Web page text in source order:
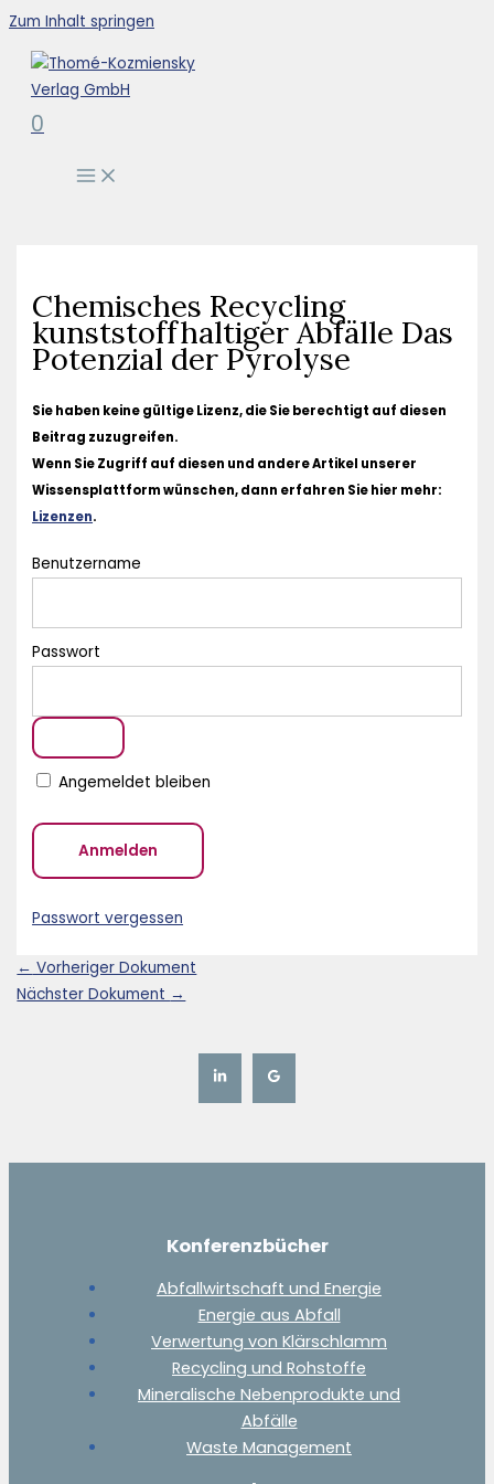
Zum Inhalt springen
0
Chemisches Recycling
kunststoffhaltiger Abfälle Das
Potenzial der Pyrolyse
Sie haben keine gültige Lizenz, die Sie berechtigt auf diesen
Beitrag zuzugreifen.
Wenn Sie Zugriff auf diesen und andere Artikel unserer
Wissensplattform wünschen, dann erfahren Sie hier mehr:
Lizenzen.
Benutzername
Passwort
Angemeldet bleiben
Passwort vergessen
← Vorheriger Dokument
Nächster Dokument →
Konferenzbücher
Abfallwirtschaft und Energie
Energie aus Abfall
Verwertung von Klärschlamm
Recycling und Rohstoffe
Mineralische Nebenprodukte und
Abfälle
Waste Management